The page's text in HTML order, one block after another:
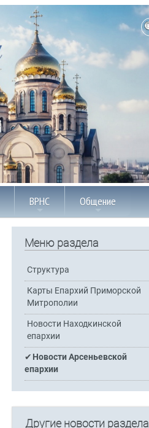
ВРНС Общение
Меню раздела
Структура
Карты Епархий Приморской
Митрополии
Новости Находкинской
епархии
Новости Арсеньевской
епархии
Другие новости раздела